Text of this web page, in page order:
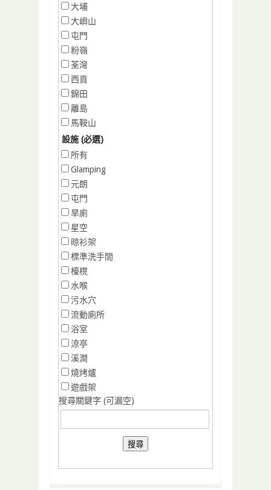
大埔
大嶼山
屯門
粉嶺
荃灣
西貢
錦田
離島
馬鞍山
設施 (必選)
所有
Glamping
元朗
屯門
旱廁
星空
晾衫架
標準洗手間
檯櫈
水喉
污水穴
流動廁所
浴室
涼亭
溪澗
燒烤爐
遊戲架
搜尋關鍵字 (可漏空)